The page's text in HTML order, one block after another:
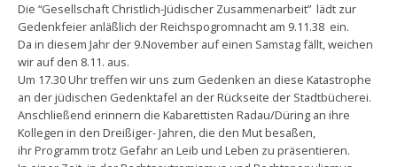
Die “Gesellschaft Christlich-Jüdischer Zusammenarbeit” lädt zur
Gedenkfeier anläßlich der Reichspogromnacht am 9.11.38 ein.
Da in diesem Jahr der 9.November auf einen Samstag fällt, weichen
wir auf den 8.11. aus.
Um 17.30 Uhr treffen wir uns zum Gedenken an diese Katastrophe
an der jüdischen Gedenktafel an der Rückseite der Stadtbücherei.
Anschließend erinnern die Kabarettisten Radau/Düring an ihre
Kollegen in den Dreißiger- Jahren, die den Mut besaßen,
ihr Programm trotz Gefahr an Leib und Leben zu präsentieren.